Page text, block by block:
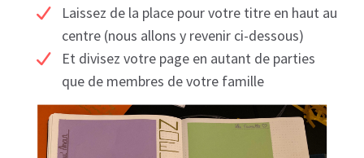
Laissez de la place pour votre titre en haut au
centre (nous allons y revenir ci-dessous)
Et divisez votre page en autant de parties
que de membres de votre famille